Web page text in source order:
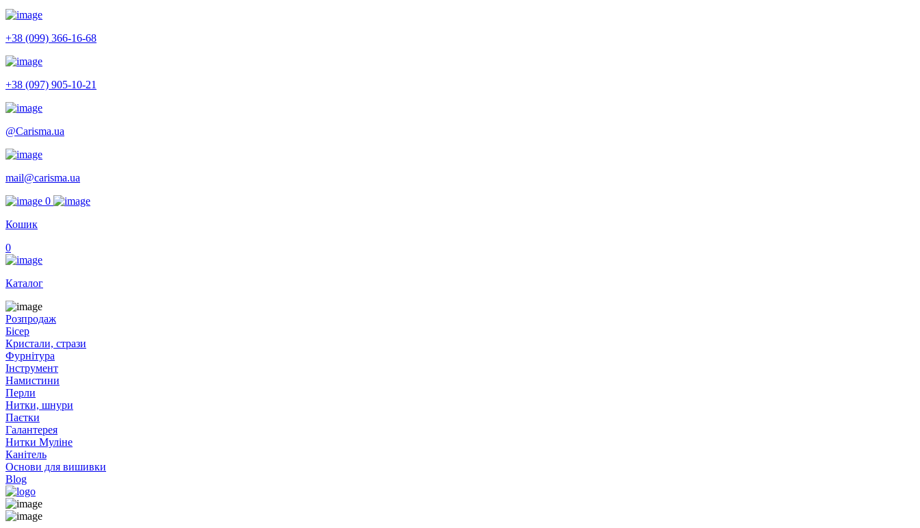
+38 (099) 366-16-68
+38 (097) 905-10-21
@Carisma.ua
mail@carisma.ua
0
Кошик
0
Каталог
Розпродаж
Бісер
Кристали, стрази
Фурнітура
Інструмент
Намистини
Перли
Нитки, шнури
Паєтки
Галантерея
Нитки Муліне
Канітель
Основи для вишивки
Blog